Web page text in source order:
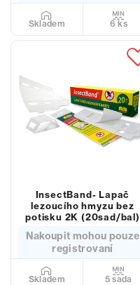
Skladem 6 ks
InsectBand- Lapač
lezoucího hmyzu bez
potisku 2K (20sad/bal)
Nakoupit mohou pouze
registrovaní
Skladem 5 sada